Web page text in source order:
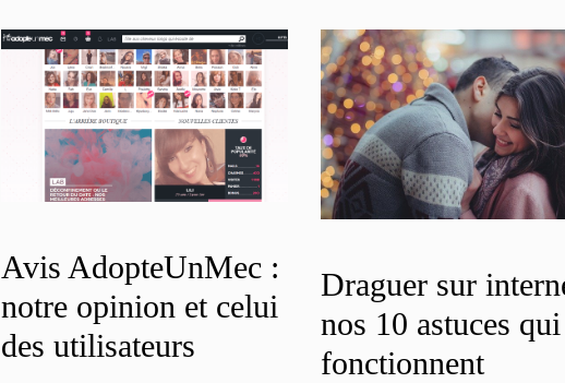
Avis AdopteUnMec :
notre opinion et celui
des utilisateurs
Draguer sur
nos 10 astuces qui
fonctionnent